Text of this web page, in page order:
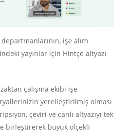
işe alım
yayınlar için Hintçe altyazı
çalışma ekibi işe
yerelleştirilmiş olması
çeviri ve canlı altyazıyı tek
birleştirerek büyük ölçekli